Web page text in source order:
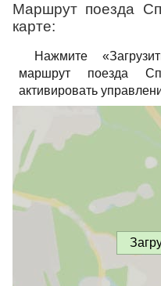
Маршрут поезда
карте:
Нажмите
маршрут поезда
активировать